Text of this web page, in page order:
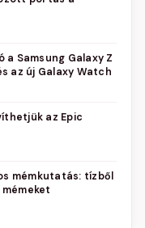
Samsung Galaxy Z
az új Galaxy Watch
az Epic
mémkutatás: tízből